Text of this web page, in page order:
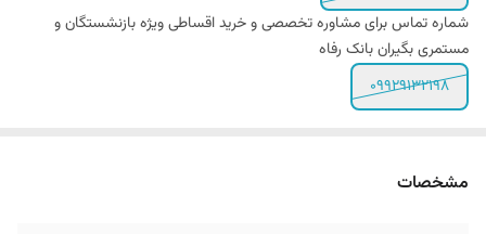
شماره تماس برای مشاوره تخصصی و خرید اقساطی ویژه بازنشستگان و
مستمری بگیران بانک رفاه
09929132198
مشخصات